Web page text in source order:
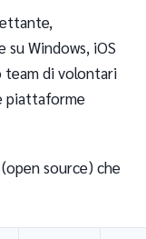
su Windows, iOS
team di volontari
piattaforme
source) che